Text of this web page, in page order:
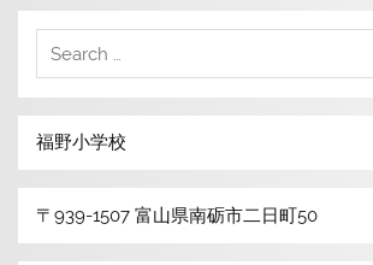
福野小学校
〒939-1507 富山県南砺市二日町50